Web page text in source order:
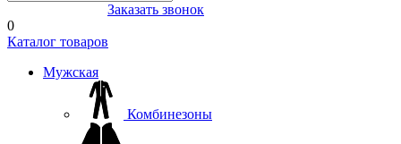
Заказать звонок
0
Каталог товаров
Мужская
Комбинезоны